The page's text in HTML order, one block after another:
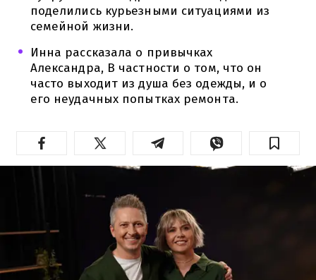
поделились курьезными ситуациями из
семейной жизни.
Инна рассказала о привычках
Александра, В частности о том, что он
часто выходит из душа без одежды, и о
его неудачных попытках ремонта.